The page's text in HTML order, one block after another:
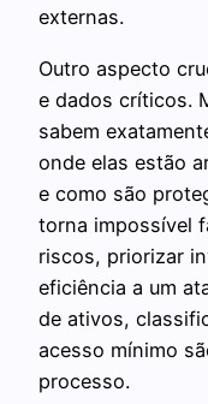
externas.
Outro aspecto
e dados críticos.
sabem
onde elas estão
e como são
torna impossível
riscos, priorizar
eficiência a um
de ativos,
acesso mínimo
processo.